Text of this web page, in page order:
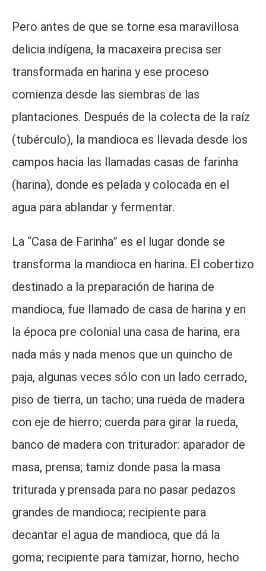
Pero antes de que se torne esa maravillosa
delicia indígena, la macaxeira precisa ser
transformada en harina y ese proceso
comienza desde las siembras de las
plantaciones. Después de la colecta de la raíz
(tubérculo), la mandioca es llevada desde los
campos hacia las llamadas casas de farinha
(harina), donde es pelada y colocada en el
agua para ablandar y fermentar.
La “Casa de Farinha” es el lugar donde se
transforma la mandioca en harina. El cobertizo
destinado a la preparación de harina de
mandioca, fue llamado de casa de harina y en
la época pre colonial una casa de harina, era
nada más y nada menos que un quincho de
paja, algunas veces sólo con un lado cerrado,
piso de tierra, un tacho; una rueda de madera
con eje de hierro; cuerda para girar la rueda,
banco de madera con triturador: aparador de
masa, prensa; tamiz donde pasa la masa
triturada y prensada para no pasar pedazos
grandes de mandioca; recipiente para
decantar el agua de mandioca, que dá la
goma; recipiente para tamizar, horno, hecho